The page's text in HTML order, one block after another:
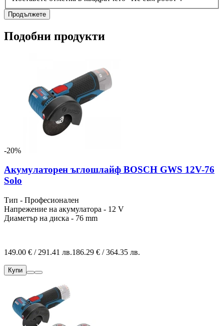
Продължете
Подобни продукти
-20%
Акумулаторен ъглошлайф BOSCH GWS 12V-76
Solo
Тип - Професионален
Напрежение на акумулатора - 12 V
Диаметър на диска - 76 mm
149.00 € / 291.41 лв.186.29 € / 364.35 лв.
Купи